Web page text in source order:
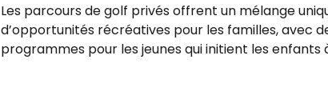
Les parcours de golf privés offrent un mélange
d’opportunités récréatives pour les familles, avec
programmes pour les jeunes qui initient les enfants